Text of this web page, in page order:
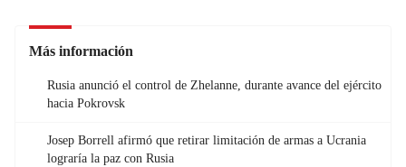
Más información
Rusia anunció el control de Zhelanne, durante avance del ejército
hacia Pokrovsk
Josep Borrell afirmó que retirar limitación de armas a Ucrania
lograría la paz con Rusia